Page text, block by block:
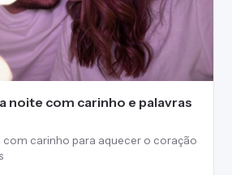
noite com carinho e palavras
com carinho para aquecer o coração